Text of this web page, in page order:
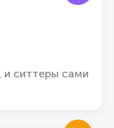
и ситтеры сами